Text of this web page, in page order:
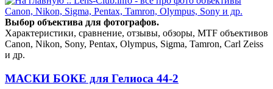
Выбор объектива для фотографов.
Характеристики, сравнение, отзывы, обзоры, MTF объективов
Canon, Nikon, Sony, Pentax, Olympus, Sigma, Tamron, Carl Zeiss
и др.
МАСКИ БОКЕ для Гелиоса 44-2